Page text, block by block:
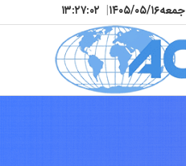
جمعه۱۴۰۵/۰۵/۱۶| ۱۳:۲۷:۰۵